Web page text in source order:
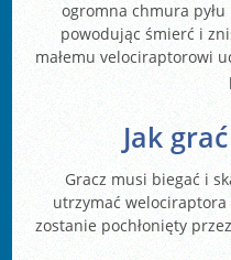
ogromna chmura
powodując śmierć i
małemu velociraptorowi
Jak
Gracz musi biegać i
utrzymać
zostanie pochłonięty